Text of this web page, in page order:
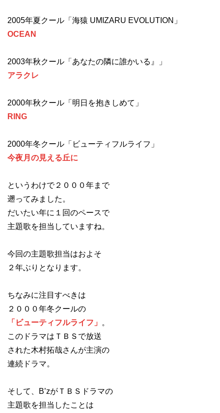
2005年夏クール「海猿 UMIZARU EVOLUTION」
OCEAN
2003年秋クール「あなたの隣に誰かいる』」
アラクレ
2000年秋クール「明日を抱きしめて」
RING
2000年冬クール「ビューティフルライフ」
今夜月の見える丘に
というわけで２０００年まで
遡ってみました。
だいたい年に１回のペースで
主題歌を担当していますね。
今回の主題歌担当はおよそ
２年ぶりとなります。
ちなみに注目すべきは
２０００年冬クールの
「ビューティフルライフ」
。
このドラマはＴＢＳで放送
された木村拓哉さんが主演の
連続ドラマ。
そして、B’zがＴＢＳドラマの
主題歌を担当したことは